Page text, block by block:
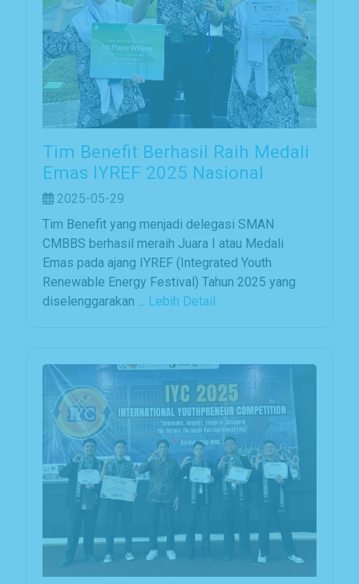
Tim Benefit Berhasil Raih Medali
Emas IYREF 2025 Nasional
2025-05-29
Tim Benefit yang menjadi delegasi SMAN
CMBBS berhasil meraih Juara I atau Medali
Emas pada ajang IYREF (Integrated Youth
Renewable Energy Festival) Tahun 2025 yang
diselenggarakan ... Lebih Detail